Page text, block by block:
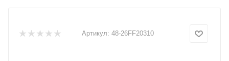
Артикул: 48-26FF20310